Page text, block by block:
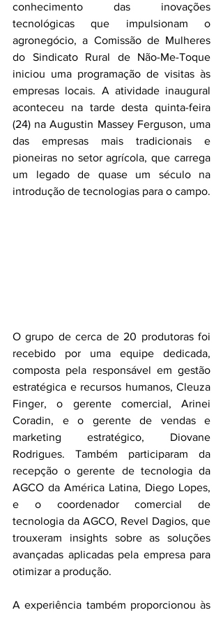
conhecimento das inovações
tecnológicas que impulsionam o
agronegócio, a Comissão de Mulheres
do Sindicato Rural de Não-Me-Toque
iniciou uma programação de visitas às
empresas locais. A atividade inaugural
aconteceu na tarde desta quinta-feira
(24) na Augustin Massey Ferguson, uma
das empresas mais tradicionais e
pioneiras no setor agrícola, que carrega
um legado de quase um século na
introdução de tecnologias para o campo.
O grupo de cerca de 20 produtoras foi
recebido por uma equipe dedicada,
composta pela responsável em gestão
estratégica e recursos humanos, Cleuza
Finger, o gerente comercial, Arinei
Coradin, e o gerente de vendas e
marketing estratégico, Diovane
Rodrigues. Também participaram da
recepção o gerente de tecnologia da
AGCO da América Latina, Diego Lopes,
e o coordenador comercial de
tecnologia da AGCO, Revel Dagios, que
trouxeram insights sobre as soluções
avançadas aplicadas pela empresa para
otimizar a produção.
A experiência também proporcionou às